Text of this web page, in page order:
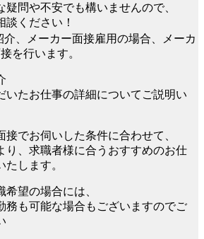
疑問や不安でも構いませんので、
談ください！
、メーカー面接雇用の場合、メーカ
を行います。
いたお仕事の詳細についてご説明い
接でお伺いした条件に合わせて、
り、求職者様に合うおすすめのお仕
たします。
希望の場合には、
務も可能な場合もございますのでご